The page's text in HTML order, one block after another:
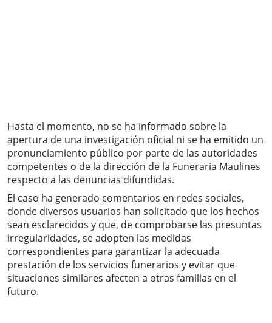
Hasta el momento, no se ha informado sobre la
apertura de una investigación oficial ni se ha emitido un
pronunciamiento público por parte de las autoridades
competentes o de la dirección de la Funeraria Maulines
respecto a las denuncias difundidas.
El caso ha generado comentarios en redes sociales,
donde diversos usuarios han solicitado que los hechos
sean esclarecidos y que, de comprobarse las presuntas
irregularidades, se adopten las medidas
correspondientes para garantizar la adecuada
prestación de los servicios funerarios y evitar que
situaciones similares afecten a otras familias en el
futuro.